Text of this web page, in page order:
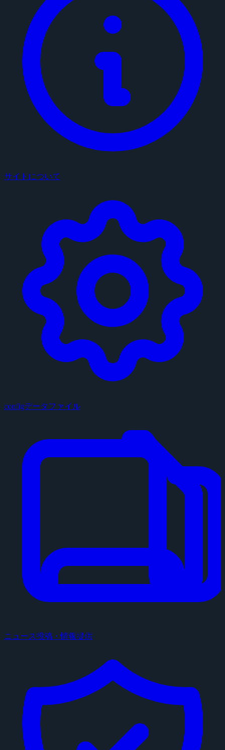
サイトについて
configデータファイル
ニュース投稿・情報提供